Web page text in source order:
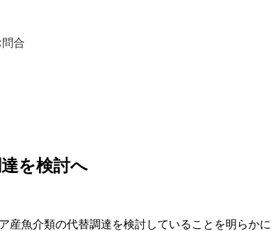
問合
を検討へ
産魚介類の代替調達を検討していることを明らか